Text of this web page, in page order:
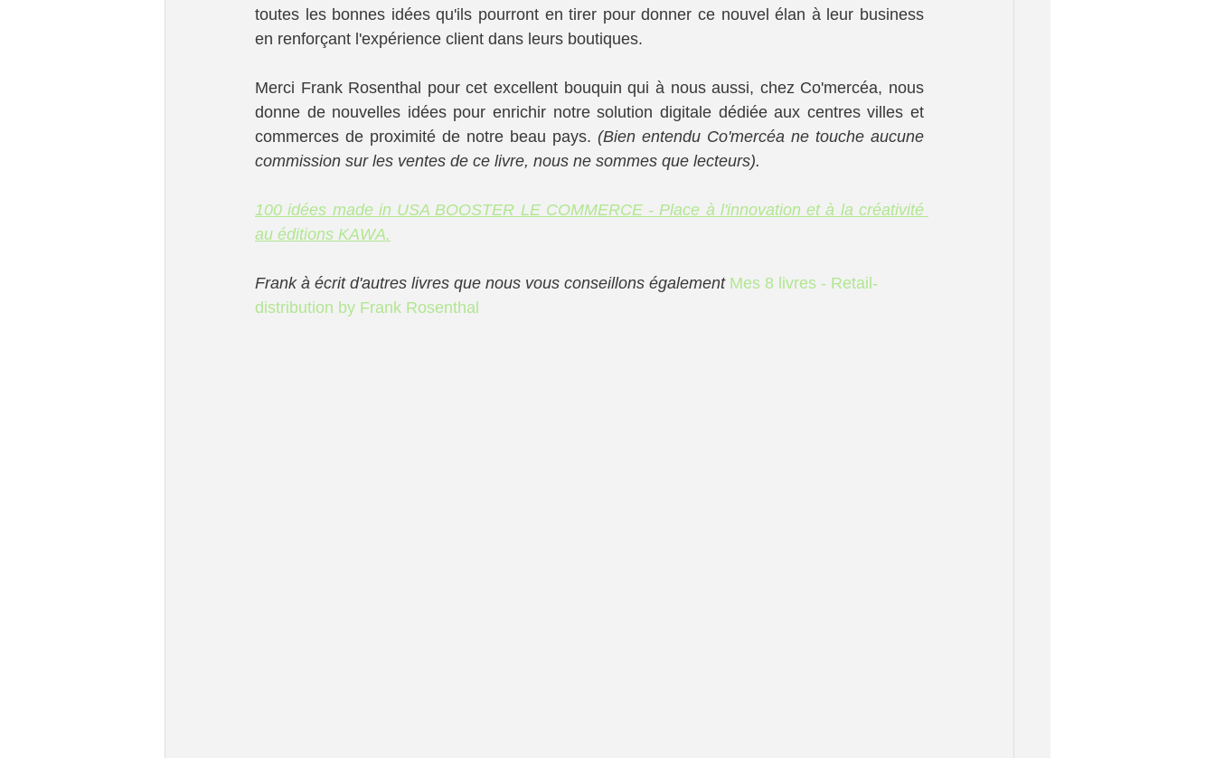
toutes les bonnes idées qu'ils pourront en tirer pour donner ce nouvel élan à leur business
en renforçant l'expérience client dans leurs boutiques.
Merci Frank Rosenthal pour cet excellent bouquin qui à nous aussi, chez Co'mercéa, nous
donne de nouvelles idées pour enrichir notre solution digitale dédiée aux centres villes et
commerces de proximité de notre beau pays. (Bien entendu Co'mercéa ne touche aucune
commission sur les ventes de ce livre, nous ne sommes que lecteurs).
100 idées made in USA BOOSTER LE COMMERCE - Place à l'innovation et à la créativité
au éditions KAWA.
Frank à écrit d'autres livres que nous vous conseillons également Mes 8 livres - Retail-
distribution by Frank Rosenthal